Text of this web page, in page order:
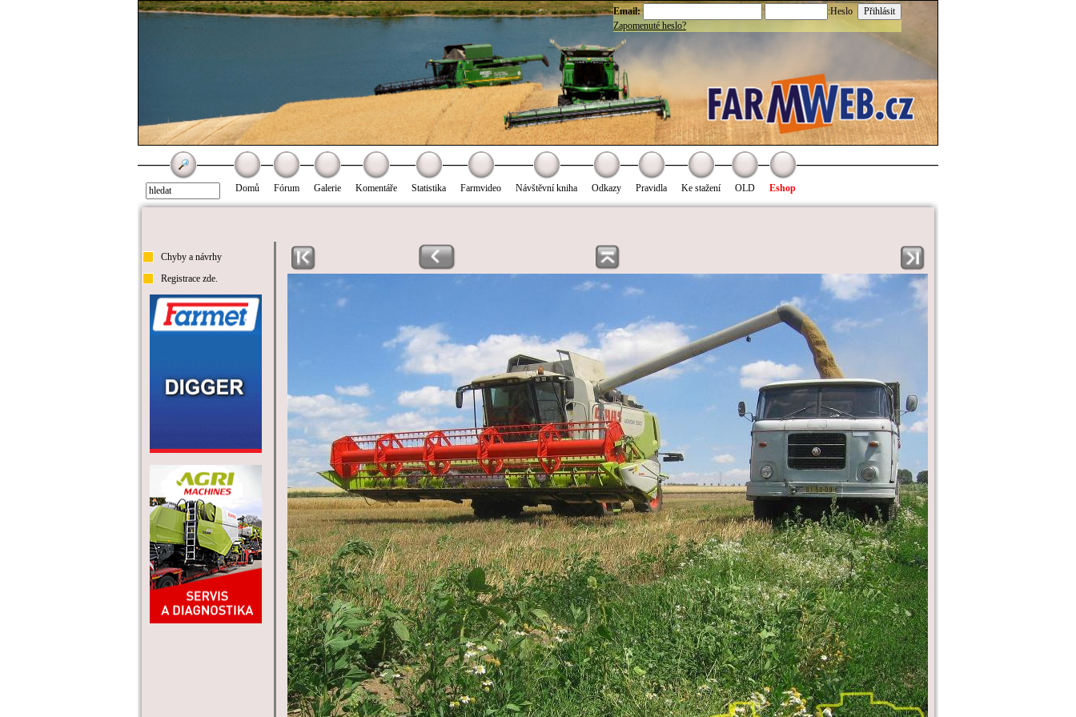
Email:
:Heslo
Zapomenuté heslo?
Domů Fórum Galerie Komentáře Statistika Farmvideo Návštěvní kniha Odkazy Pravidla Ke stažení OLD Eshop
Chyby a návrhy
Registrace zde.